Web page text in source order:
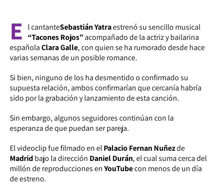
E l cantanteSebastián Yatraestrenó su sencillo musical
“Tacones Rojos”acompañado de la actriz y bailarina
españolaClara Galle, con quien se ha rumorado desde hace
varias semanas de un posible romance.
Si bien, ninguno de los ha desmentido o confirmado su
supuesta relación, ambos confirmarían que cercanía habría
sido por la grabación y lanzamiento de esta canción.
Sin embargo, algunos seguidores continúan con la
esperanza de que puedan ser pareja.
El videoclip fue filmado en elPalacio Fernan Nuñezde
Madrid bajo la dirección Daniel Durán, el cual suma cerca del
millón de reproducciones enYouTubecon menos de un día
de estreno.